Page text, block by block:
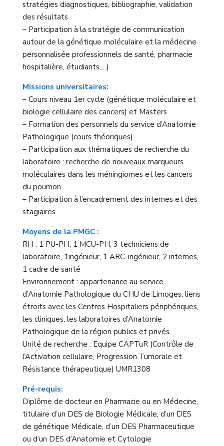
stratégies diagnostiques, bibliographie, validation
des résultats
– Participation à la stratégie de communication
autour de la génétique moléculaire et la médecine
personnalisée professionnels de santé, pharmacie
hospitalière, étudiants,…)
Missions universitaires:
– Cours niveau 1er cycle (génétique moléculaire et
biologie cellulaire des cancers) et Masters
– Formation des personnels du service d’Anatomie
Pathologique (cours théoriques)
– Participation aux thématiques de recherche du
laboratoire : recherche de nouveaux marqueurs
moléculaires dans les méningiomes et les cancers
du poumon
– Participation à l’encadrement des internes et des
stagiaires
Moyens de la PMGC :
RH : 1 PU-PH, 1 MCU-PH, 3 techniciens de
laboratoire, 1ingénieur, 1 ARC-ingénieur, 2 internes,
1 cadre de santé
Environnement : appartenance au service
d’Anatomie Pathologique du CHU de Limoges, liens
étroits avec les Centres Hospitaliers périphériques,
les cliniques, les laboratoires d’Anatomie
Pathologique de la région publics et privés
Unité de recherche : Equipe CAPTuR (Contrôle de
l’Activation cellulaire, Progression Tumorale et
Résistance thérapeutique) UMR1308
Pré-requis:
Diplôme de docteur en Pharmacie ou en Médecine,
titulaire d’un DES de Biologie Médicale, d’un DES
de génétique Médicale, d’un DES Pharmaceutique
ou d’un DES d’Anatomie et Cytologie